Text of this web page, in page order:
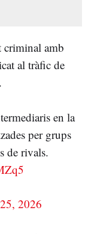
criminal amb
al tràfic de
en la
per grups
de rivals.
2026